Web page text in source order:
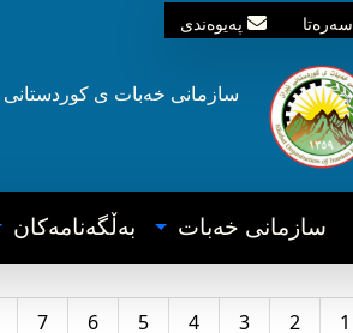
سه‌ره‌تا په‌یوه‌ندی
سازمانی خه‌بات ی کوردستانی
سازمانی خه‌بات به‌ڵگه‌نامه‌کان
1
2
3
4
5
6
7